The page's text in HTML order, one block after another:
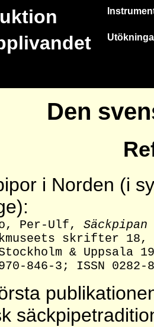
Den
i Norden (i
Per-Ulf,
skrifter 18,
& Uppsala
846-3; ISSN 0282-